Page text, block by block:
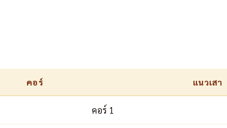
คอร์ แนวเสา
คอร์ 1